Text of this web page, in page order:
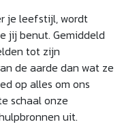
je leefstijl, wordt
jij benut. Gemiddeld
tot zijn
de aarde dan wat ze
op alles om ons
schaal onze
uit.